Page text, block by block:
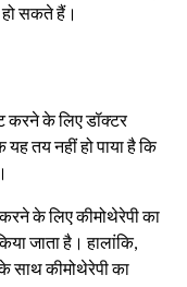
सकते हैं।
करने के लिए डॉक्टर
तय नहीं हो पाया है कि
के लिए कीमोथेरेपी का
जाता है। हालांकि,
साथ कीमोथेरेपी का